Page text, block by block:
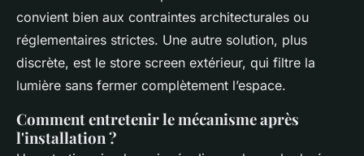
convient bien aux contraintes architecturales ou
réglementaires strictes. Une autre solution, plus
discrète, est le store screen extérieur, qui filtre la
lumière sans fermer complètement l’espace.
Comment entretenir le mécanisme après
l'installation ?